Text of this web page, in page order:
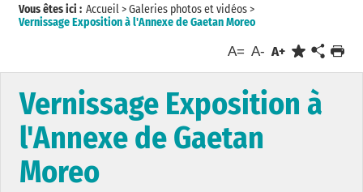
Vous êtes ici : Accueil>Galeries photos et vidéos>
Vernissage Exposition à l'Annexe de Gaetan Moreo
A= A- A+
Vernissage Exposition à
l'Annexe de Gaetan
Moreo